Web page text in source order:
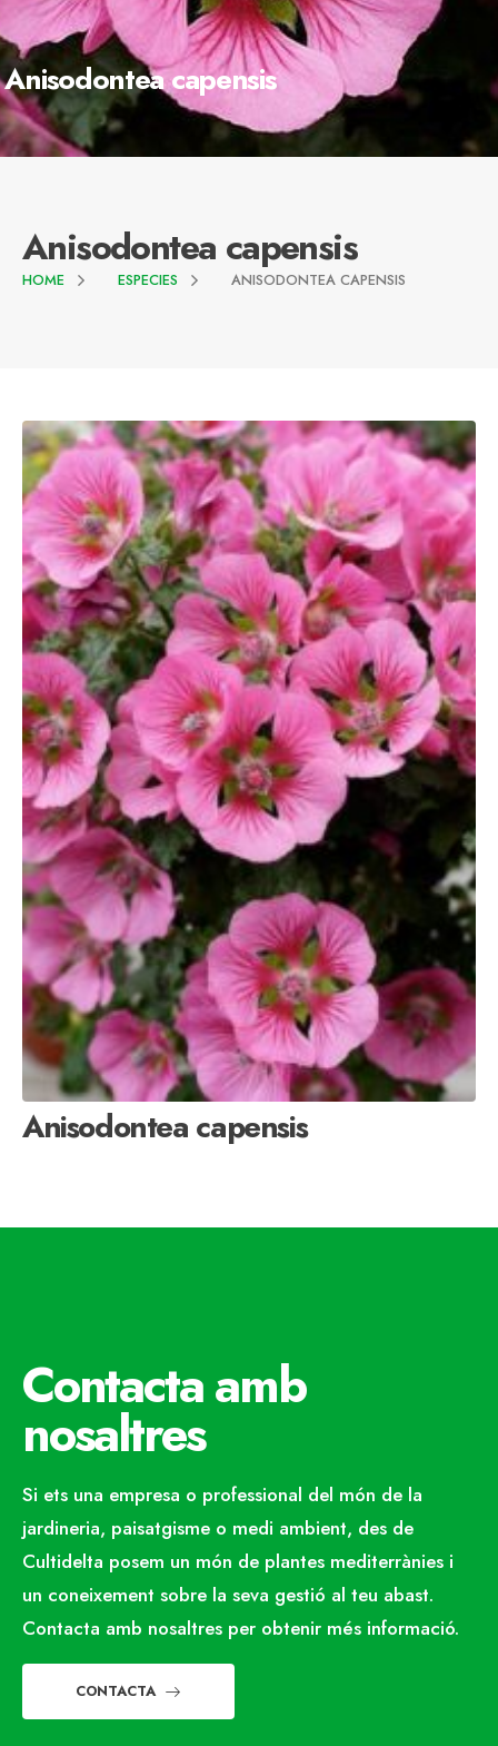
Anisodontea capensis
Anisodontea capensis
HOME ESPECIES ANISODONTEA CAPENSIS
Anisodontea capensis
Contacta amb
nosaltres
Si ets una empresa o professional del món de la
jardineria, paisatgisme o medi ambient, des de
Cultidelta posem un món de plantes mediterrànies i
un coneixement sobre la seva gestió al teu abast.
Contacta amb nosaltres per obtenir més informació.
CONTACTA